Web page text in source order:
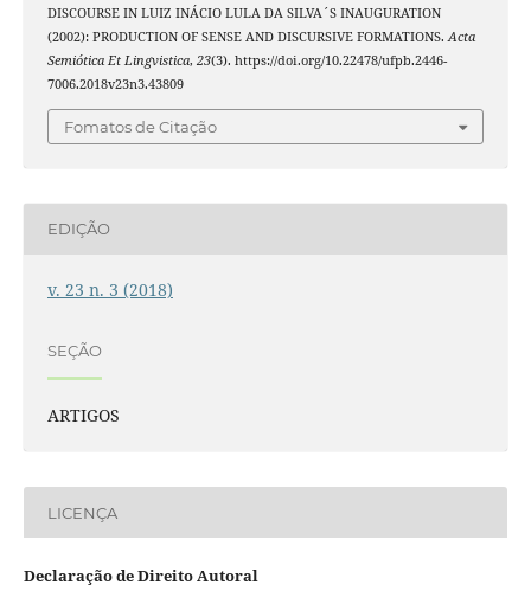
DISCOURSE IN LUIZ INÁCIO LULA DA SILVA´S INAUGURATION
(2002): PRODUCTION OF SENSE AND DISCURSIVE FORMATIONS.Acta
Semiótica Et Lingvistica, 23(3). https://doi.org/10.22478/ufpb.2446-
7006.2018v23n3.43809
Fomatos de Citação
EDIÇÃO
v. 23 n. 3 (2018)
SEÇÃO
ARTIGOS
LICENÇA
Declaração de Direito Autoral